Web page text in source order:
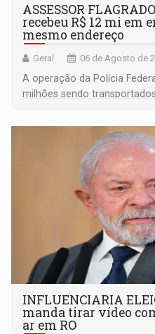
ASSESSOR
recebeu R$ 12 mi em
mesmo endereço
Geral 06 de Agosto de
A operação da Polícia
milhões sendo
ligação do suspeito com
Brasil por Rondônia
INFLUENCIARIA
manda tirar vídeo
ar em RO